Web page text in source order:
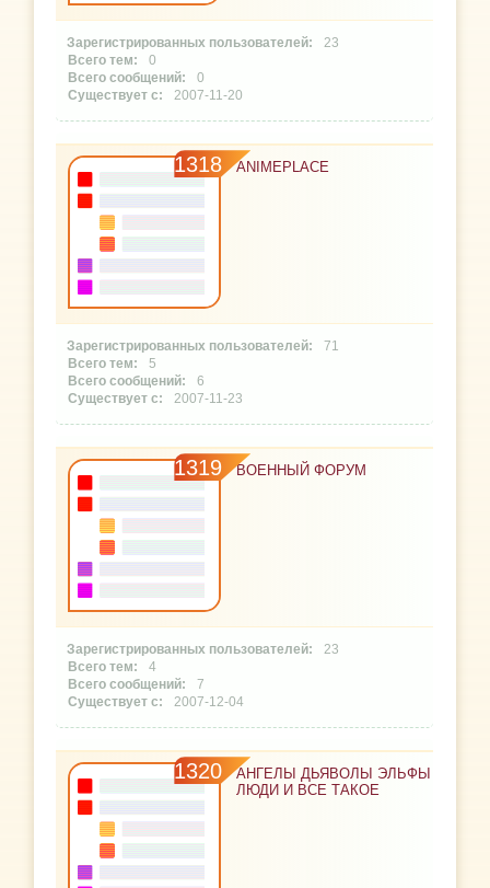
23
0
0
2007-11-20
1318 ANIMEPLACE
71
5
6
2007-11-23
1319 ВОЕННЫЙ ФОРУМ
23
4
7
2007-12-04
1320
АНГЕЛЫ ДЬЯВОЛЫ ЭЛЬФЫ
ЛЮДИ И ВСЕ ТАКОЕ